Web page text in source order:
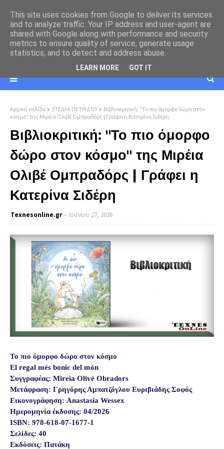
Αρχική σελίδα ΣΤΕΛΛΑ ΠΕΤΡΙΔΟΥ
Βιβλιοκριτική: "Το πιο όμορφο δώρο στον
κόσμο" της Μιρέια Ολιβέ Ομπραδόρς | Γράφει η Κατερίνα Σιδέρη
Βιβλιοκριτική: "Το πιο όμορφο
δώρο στον κόσμο" της Μιρέια
Ολιβέ Ομπραδόρς | Γράφει η
Κατερίνα Σιδέρη
Texnesοnline.gr Ιουνίου 27, 2026
Το πιο όμορφο δώρο στον κόσμο
El regal més bonic del món
Συγγραφέας: Mireia Olivé Obradors
Μετάφραση: Γρηγόρης Αμπατζόγλου Ευριβιάδης Σοφός
Εικονογράφηση: Anastasia Wessex
Ημερομηνία έκδοσης: 04/2026
ISBN: 978-618-07-1677-1
Σελίδες: 40
Εκδόσεις: Πατάκη
This site uses cookies from Google to deliver its services
and to analyze traffic. Your IP address and user-agent are
shared with Google along with performance and security
metrics to ensure quality of service, generate usage
statistics, and to detect and address abuse.
LEARN MORE GOT IT